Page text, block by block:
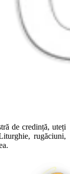
de credință, uteți
rugăciuni,